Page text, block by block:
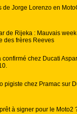
de Jorge Lorenzo en
de Rijeka : Mauvais
des frères Reeves
confirmé chez Ducati
pigiste chez Pramac sur
à signer pour le Moto2